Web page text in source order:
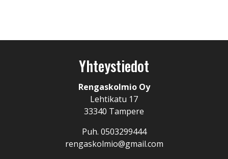
Yhteystiedot
Rengaskolmio Oy
Lehtikatu 17
33340 Tampere
Puh. 0503299444
rengaskolmio@gmail.com